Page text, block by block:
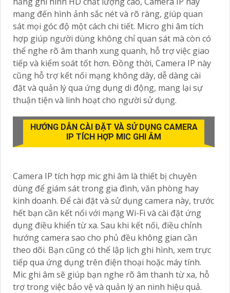
mang đến hình ảnh sắc nét và rõ ràng, giúp quan
sát mọi góc độ một cách chi tiết. Micro ghi âm tích
hợp giúp người dùng không chỉ quan sát mà còn có
thể nghe rõ âm thanh xung quanh, hỗ trợ việc giao
tiếp và kiểm soát tốt hơn. Đồng thời, Camera IP này
cũng hỗ trợ kết nối mạng không dây, dễ dàng cài
đặt và quản lý qua ứng dụng di động, mang lại sự
thuận tiện và linh hoạt cho người sử dụng.
HƯỚNG DẪN CÀI ĐẶT VÀ SỬ DỤNG CAMERA
IP TÍCH HỢP MIC GHI ÂM
Camera IP tích hợp mic ghi âm là thiết bị chuyên
dùng để giám sát trong gia đình, văn phòng hay
kinh doanh. Để cài đặt và sử dụng camera này, trước
hết bạn cần kết nối với mạng Wi-Fi và cài đặt ứng
dụng điều khiển từ xa. Sau khi kết nối, điều chỉnh
hướng camera sao cho phủ đều không gian cần
theo dõi. Bạn cũng có thể lập lịch ghi hình, xem trực
tiếp qua ứng dụng trên điện thoại hoặc máy tính.
Mic ghi âm sẽ giúp bạn nghe rõ âm thanh từ xa, hỗ
trợ trong việc bảo vệ và quản lý an ninh hiệu quả.